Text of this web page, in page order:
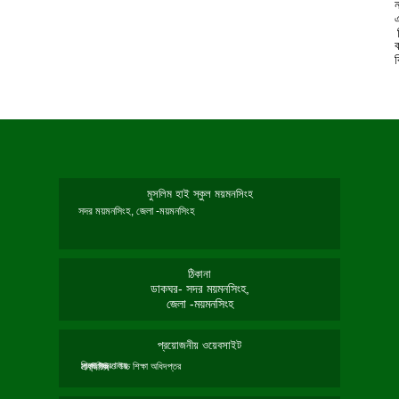
মুসলিম হাই স্কুল ময়মনসিংহ
সদর ময়মনসিংহ, জেলা -ময়মনসিংহ
ঠিকানা
ডাকঘর- সদর ময়মনসিংহ,
জেলা -ময়মনসিংহ
প্রয়োজনীয় ওয়েবসাইট
শিক্ষা মন্ত্রণালয়
মাধ্যমিক ও উচ্চ শিক্ষা অধিদপ্তর
এনসিটিবি